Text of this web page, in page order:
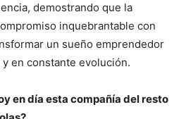
demostrando que la
inquebrantable con
un sueño emprendedor
en constante evolución.
en día esta compañía del resto